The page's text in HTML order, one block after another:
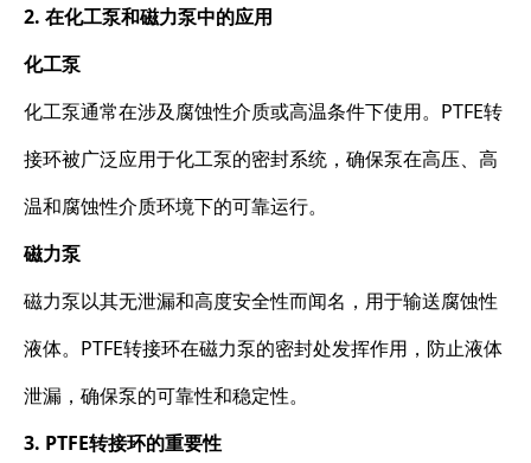
2. 在化工泵和磁力泵中的应用
化工泵
化工泵通常在涉及腐蚀性介质或高温条件下使用。PTFE转
接环被广泛应用于化工泵的密封系统，确保泵在高压、高
温和腐蚀性介质环境下的可靠运行。
磁力泵
磁力泵以其无泄漏和高度安全性而闻名，用于输送腐蚀性
液体。PTFE转接环在磁力泵的密封处发挥作用，防止液体
泄漏，确保泵的可靠性和稳定性。
3. PTFE转接环的重要性